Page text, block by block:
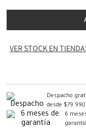
VER STOCK EN
Despacho
desde $79.990
6
garantía